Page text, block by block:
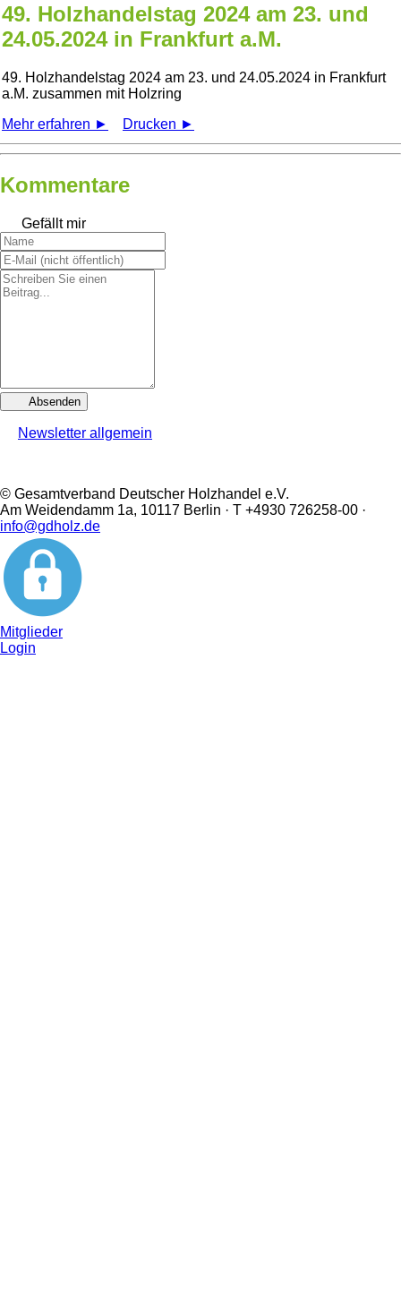
49. Holzhandelstag 2024 am 23. und
24.05.2024 in Frankfurt a.M.
49. Holzhandelstag 2024 am 23. und 24.05.2024 in Frankfurt
a.M. zusammen mit Holzring
Mehr erfahren ►
Drucken ►
Kommentare
Gefällt mir
Absenden
Newsletter allgemein
© Gesamtverband Deutscher Holzhandel e.V.
Am Weidendamm 1a, 10117 Berlin · T +4930 726258-00 ·
info@gdholz.de
Mitglieder
Login